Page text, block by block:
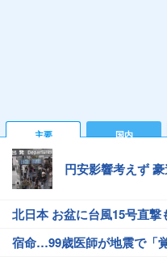
主要 国内
円安影響考えず
北日本 お盆に台風15号直撃
宿命…99歳医師が地震で「